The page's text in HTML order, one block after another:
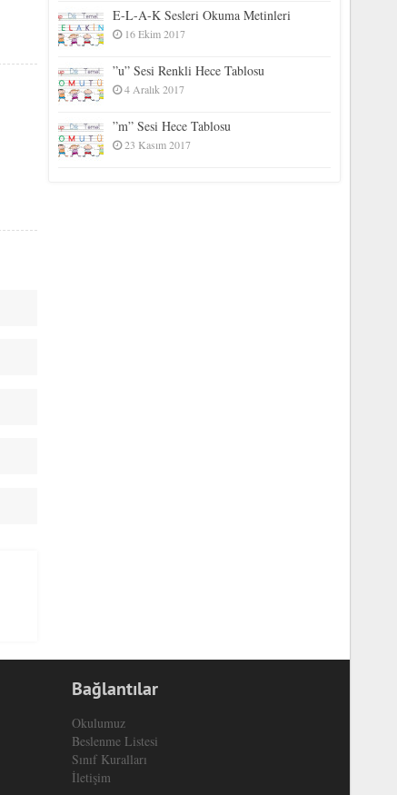
E-L-A-K Sesleri Okuma Metinleri
16 Ekim 2017
”u” Sesi Renkli Hece Tablosu
4 Aralık 2017
”m” Sesi Hece Tablosu
23 Kasım 2017
Bağlantılar
Okulumuz
Beslenme Listesi
Sınıf Kuralları
İletişim